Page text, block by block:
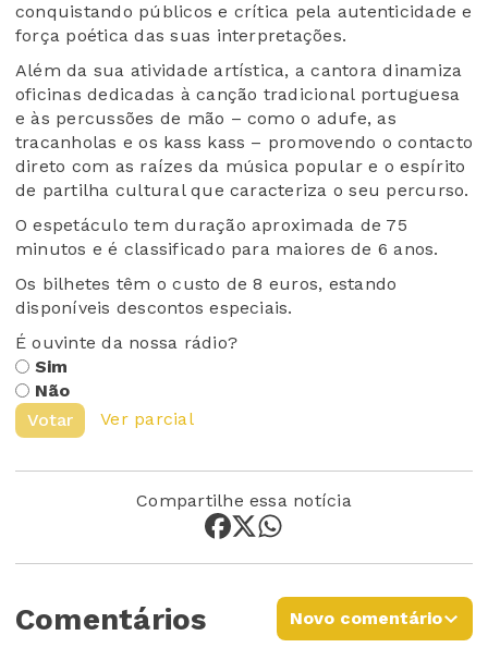
conquistando públicos e crítica pela autenticidade e
força poética das suas interpretações.
Além da sua atividade artística, a cantora dinamiza
oficinas dedicadas à canção tradicional portuguesa
e às percussões de mão – como o adufe, as
tracanholas e os kass kass – promovendo o contacto
direto com as raízes da música popular e o espírito
de partilha cultural que caracteriza o seu percurso.
O espetáculo tem duração aproximada de 75
minutos e é classificado para maiores de 6 anos.
Os bilhetes têm o custo de 8 euros, estando
disponíveis descontos especiais.
É ouvinte da nossa rádio?
Sim
Não
Votar
Ver parcial
Compartilhe essa notícia
Comentários Novo comentário